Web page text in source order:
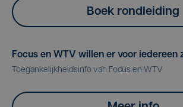
Boek rondleiding
Focus en WTV willen er voor iedereen
Toegankelijkheidsinfo van Focus en WTV